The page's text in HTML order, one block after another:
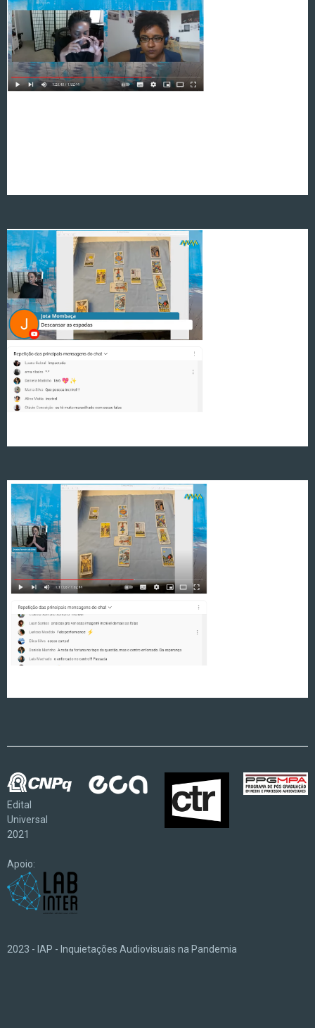
Edital
Universal
2021
Apoio:
2023 - IAP - Inquietações Audiovisuais na Pandemia